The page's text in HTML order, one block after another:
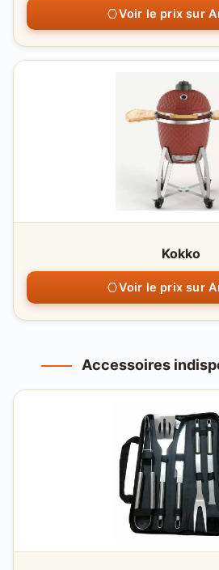
Voir le prix sur
Kokko
Voir le prix sur
Accessoires